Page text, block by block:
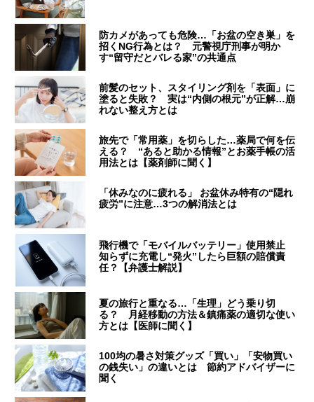
防カメがあっても危険…「お盆の空き巣」を
招くNG行為とは？ 元警視庁刑事が明か
す“留守だとバレる家”の共通点
前髪のセット、スタイリング剤を「表面」に
塗ると失敗？ 実は“内側の根元”が正解…崩
れない整え方とは
旅先で「常用薬」を切らした…薬局で何を伝
える？ “あると助かる情報”とお薬手帳の活
用法とは【薬剤師に聞く】
「休みなのに疲れる」 お盆休み特有の“隠れ
疲労”に注意…3つの解消法とは
飛行機で「モバイルバッテリー」使用禁止
知らずに充電し“発火”したら巨額の賠償責
任？【弁護士解説】
夏の旅行と重なる…「生理」どう乗り切
る？ 月経移動の方法＆鎮痛薬の適切な使い
方とは【医師に聞く】
100均の暑さ対策グッズ「買い」「安物買い
の銭失い」の違いとは 節約アドバイザーに
聞く